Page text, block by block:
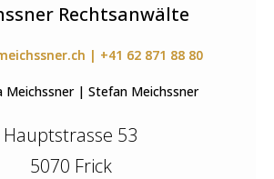
Rechtsanwälte
| +41 62 871 88 80
Meichssner | Stefan Meichssner
Hauptstrasse 53
5070 Frick